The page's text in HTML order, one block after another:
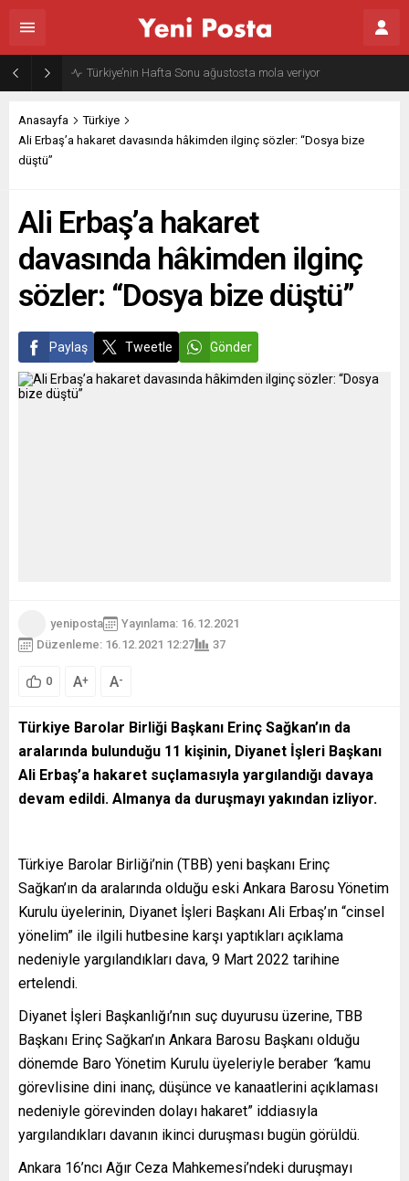
Gazze’nin geleceği: Teknokratik kontrol mü, kolonializm mi?
Anasayfa
Türkiye
Ali Erbaş’a hakaret davasında hâkimden ilginç sözler: “Dosya bize
düştü”
Ali Erbaş’a hakaret
davasında hâkimden ilginç
sözler: “Dosya bize düştü”
Paylaş Tweetle Gönder
yeniposta
Yayınlama: 16.12.2021
Düzenleme: 16.12.2021 12:27
37
0 A+ A-
Türkiye Barolar Birliği Başkanı Erinç Sağkan’ın da
aralarında bulunduğu 11 kişinin, Diyanet İşleri Başkanı
Ali Erbaş’a hakaret suçlamasıyla yargılandığı davaya
devam edildi. Almanya da duruşmayı yakından izliyor.
Türkiye Barolar Birliği’nin (TBB) yeni başkanı Erinç
Sağkan’ın da aralarında olduğu eski Ankara Barosu Yönetim
Kurulu üyelerinin, Diyanet İşleri Başkanı Ali Erbaş’ın “cinsel
yönelim” ile ilgili hutbesine karşı yaptıkları açıklama
nedeniyle yargılandıkları dava, 9 Mart 2022 tarihine
ertelendi.
Diyanet İşleri Başkanlığı’nın suç duyurusu üzerine, TBB
Başkanı Erinç Sağkan’ın Ankara Barosu Başkanı olduğu
dönemde Baro Yönetim Kurulu üyeleriyle beraber “kamu
görevlisine dini inanç, düşünce ve kanaatlerini açıklaması
nedeniyle görevinden dolayı hakaret” iddiasıyla
yargılandıkları davanın ikinci duruşması bugün görüldü.
Ankara 16’ncı Ağır Ceza Mahkemesi’ndeki duruşmayı